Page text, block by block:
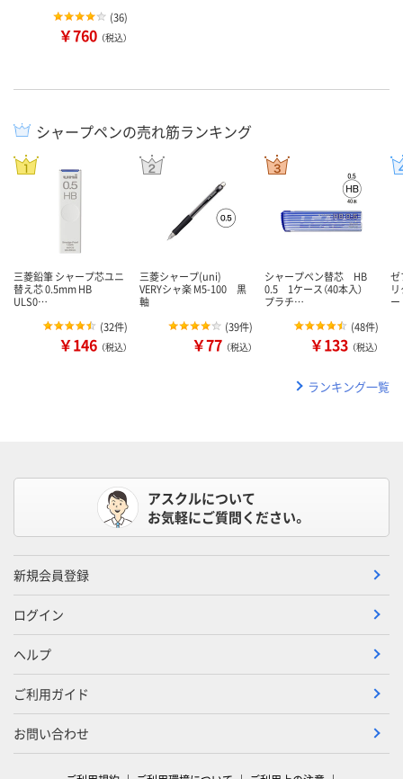
(36)
￥760 （税込）
シャープペンの売れ筋ランキング
三菱鉛筆 シャープ芯ユニ
替え芯 0.5mm HB
ULS0…
(32件)
￥146 （税込）
三菱シャープ(uni)
VERYシャ楽 M5-100 黒
軸
(39件)
￥77 （税込）
シャープペン替芯 HB
0.5 1ケース（40本入）
プラチ…
(48件)
￥133 （税込）
ゼ
ランキング一覧
アスクルについて
お気軽にご質問ください。
新規会員登録
ログイン
ヘルプ
ご利用ガイド
お問い合わせ